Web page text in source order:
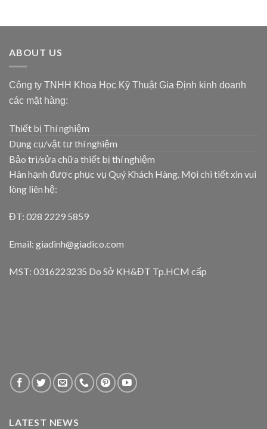
ABOUT US
Công ty TNHH Khoa Học Kỹ Thuật Gia Định kinh doanh
các mặt hàng:
Thiết bị Thí nghiệm
Dụng cụ/vật tư thí nghiệm
Bảo trì/sửa chữa thiết bị thí nghiệm
Hân hạnh được phục vụ Quý Khách Hàng. Mọi chi tiết xin vui
lòng liên hệ:
ĐT: 028 2229 5859
Email: giadinh@giadico.com
MST: 0316223235 Do Sở KH&ĐT Tp.HCM cấp
LATEST NEWS